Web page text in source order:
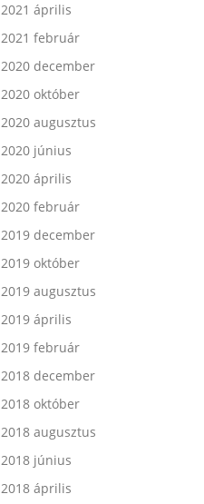
2021 április
2021 február
2020 december
2020 október
2020 augusztus
2020 június
2020 április
2020 február
2019 december
2019 október
2019 augusztus
2019 április
2019 február
2018 december
2018 október
2018 augusztus
2018 június
2018 április